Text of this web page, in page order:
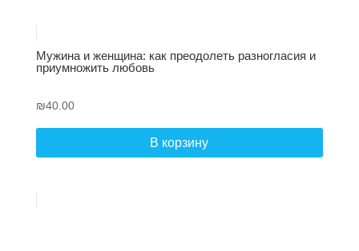
Мужина и женщина: как преодолеть разногласия и
приумножить любовь
₪40.00
В корзину